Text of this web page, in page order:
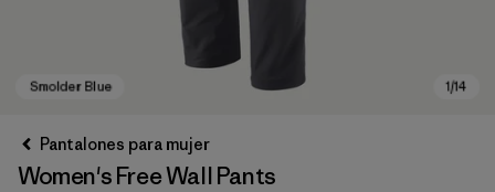
Pantalones para mujer
Women's Free Wall Pants